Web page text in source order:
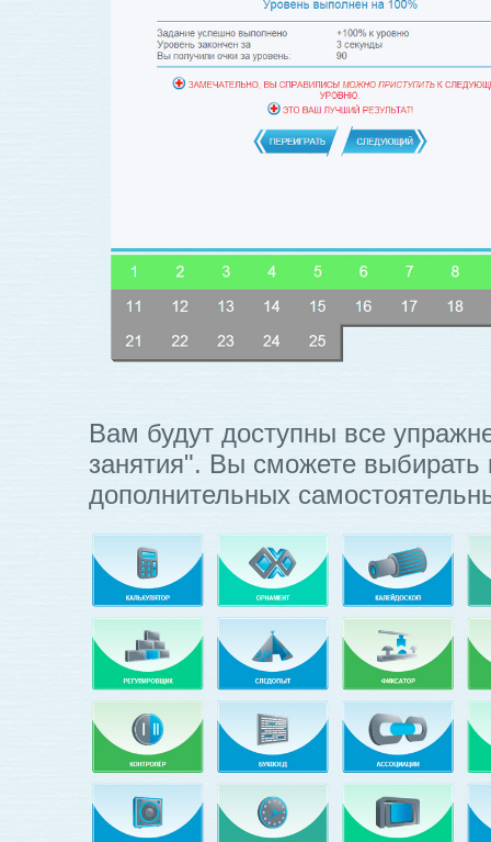
Вам будут доступны все
занятия". Вы сможете
дополнительных